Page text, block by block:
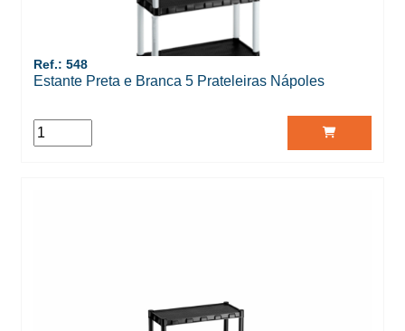
Ref.: 548
Estante Preta e Branca 5 Prateleiras Nápoles